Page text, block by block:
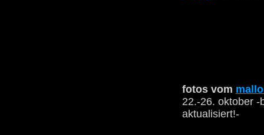
fotos vom
22.-26. oktober -
aktualisiert!-